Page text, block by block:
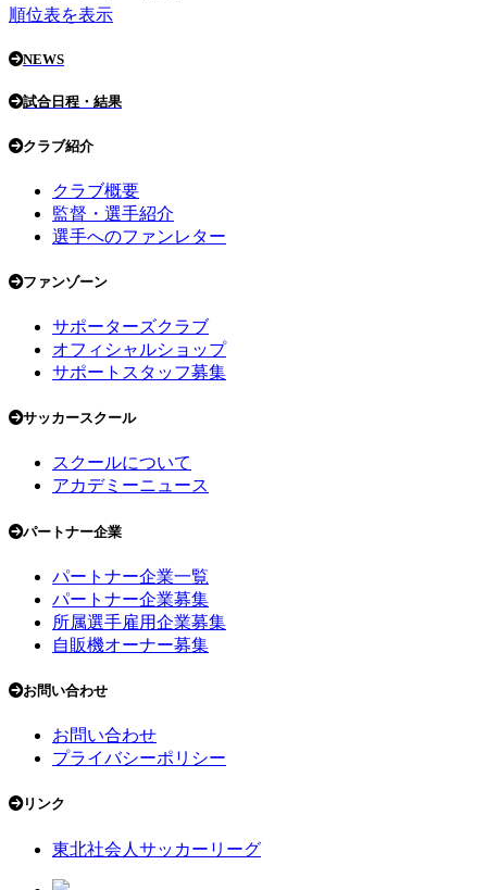
順位表を表示
NEWS
試合日程・結果
クラブ紹介
クラブ概要
監督・選手紹介
選手へのファンレター
ファンゾーン
サポーターズクラブ
オフィシャルショップ
サポートスタッフ募集
サッカースクール
スクールについて
アカデミーニュース
パートナー企業
パートナー企業一覧
パートナー企業募集
所属選手雇用企業募集
自販機オーナー募集
お問い合わせ
お問い合わせ
プライバシーポリシー
リンク
東北社会人サッカーリーグ